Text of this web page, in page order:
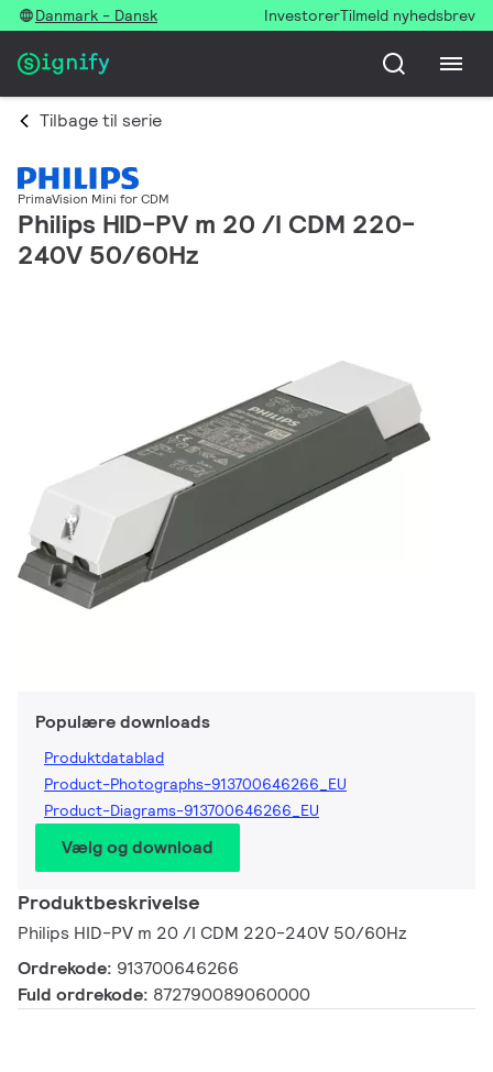
Danmark - Dansk InvestorerTilmeld nyhedsbrev
Tilbage til serie
PrimaVision Mini for CDM
Philips HID-PV m 20 /I CDM 220-
240V 50/60Hz
Populære downloads
Produktdatablad
Product-Photographs-913700646266_EU
Product-Diagrams-913700646266_EU
Vælg og download
Produktbeskrivelse
Philips HID-PV m 20 /I CDM 220-240V 50/60Hz
Ordrekode: 913700646266
Fuld ordrekode: 872790089060000